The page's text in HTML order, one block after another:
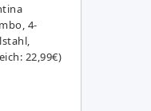
4-
22,99€)